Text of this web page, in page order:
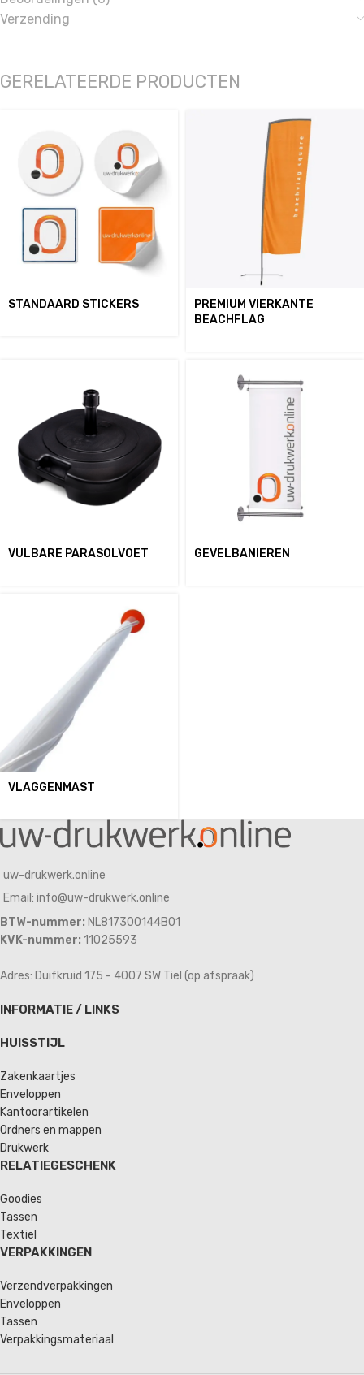
Verzending
GERELATEERDE PRODUCTEN
STANDAARD STICKERS
PREMIUM VIERKANTE
BEACHFLAG
VULBARE PARASOLVOET GEVELBANIEREN
VLAGGENMAST
uw-drukwerk.online
Email: info@uw-drukwerk.online
BTW-nummer: NL817300144B01
KVK-nummer: 11025593
Adres: Duifkruid 175 - 4007 SW Tiel (op afspraak)
INFORMATIE / LINKS
HUISSTIJL
Zakenkaartjes
Enveloppen
Kantoorartikelen
Ordners en mappen
Drukwerk
RELATIEGESCHENK
Goodies
Tassen
Textiel
VERPAKKINGEN
Verzendverpakkingen
Enveloppen
Tassen
Verpakkingsmateriaal